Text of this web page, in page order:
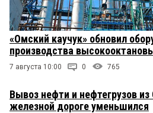
«Омский каучук» обновил
производства
7 августа 10:00 0 765
Вывоз нефти и нефтегрузов
железной дороге уменьшился